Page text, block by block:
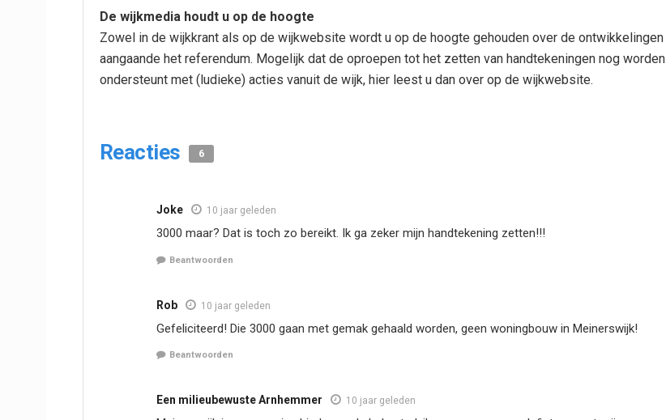
De wijkmedia houdt u op de hoogte
Zowel in de wijkkrant als op de wijkwebsite wordt u op de hoogte gehouden over de ontwikkelingen
aangaande het referendum. Mogelijk dat de oproepen tot het zetten van handtekeningen nog worden
ondersteunt met (ludieke) acties vanuit de wijk, hier leest u dan over op de wijkwebsite.
Reacties 6
Joke 10 jaar geleden
3000 maar? Dat is toch zo bereikt. Ik ga zeker mijn handtekening zetten!!!
Beantwoorden
Rob 10 jaar geleden
Gefeliciteerd! Die 3000 gaan met gemak gehaald worden, geen woningbouw in Meinerswijk!
Beantwoorden
Een milieubewuste Arnhemmer 10 jaar geleden